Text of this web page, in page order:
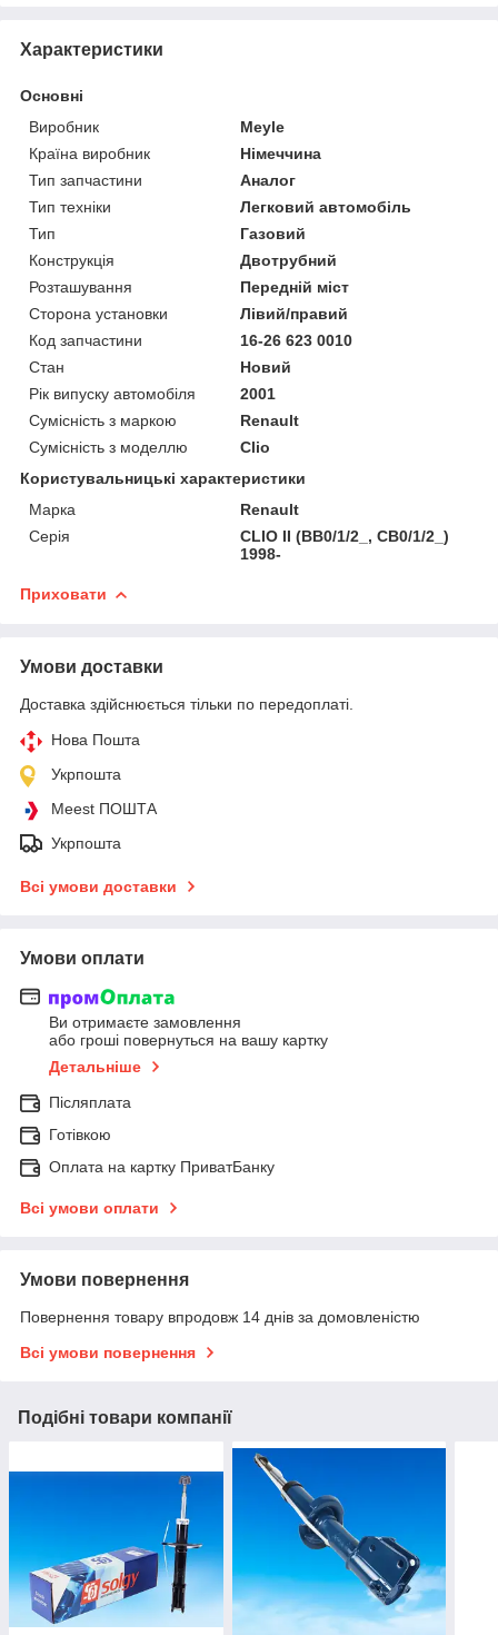
Характеристики
Основні
Виробник
Meyle
Країна виробник
Німеччина
Тип запчастини
Аналог
Тип техніки
Легковий автомобіль
Тип
Газовий
Конструкція
Двотрубний
Розташування
Передній міст
Сторона установки
Лівий/правий
Код запчастини
16-26 623 0010
Стан
Новий
Рік випуску автомобіля
2001
Сумісність з маркою
Renault
Сумісність з моделлю
Clio
Користувальницькі характеристики
Марка
Renault
Серія
CLIO II (BB0/1/2_, CB0/1/2_)
1998-
Приховати
Умови доставки
Доставка здійснюється тільки по передоплаті.
Нова Пошта
Укрпошта
Meest ПОШТА
Укрпошта
Всі умови доставки
Умови оплати
Ви отримаєте замовлення
або гроші повернуться на вашу картку
Детальніше
Післяплата
Готівкою
Оплата на картку ПриватБанку
Всі умови оплати
Умови повернення
Повернення товару впродовж 14 днів за домовленістю
Всі умови повернення
Подібні товари компанії